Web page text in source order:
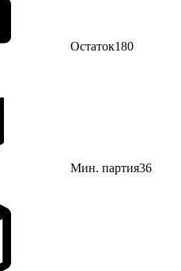
Остаток180
Мин. партия36